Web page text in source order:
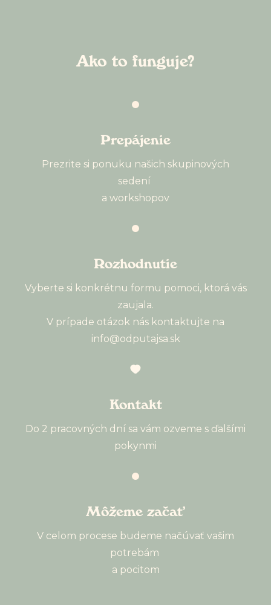
Ako to funguje?
Prepájenie
Prezrite si ponuku našich skupinových
sedení
a workshopov
Rozhodnutie
Vyberte si konkrétnu formu pomoci, ktorá vás
zaujala.
V prípade otázok nás kontaktujte na
info@odputajsa.sk
Kontakt
Do 2 pracovných dní sa vám ozveme s ďalšími
pokynmi
Môžeme začať
V celom procese budeme načúvať vašim
potrebám
a pocitom